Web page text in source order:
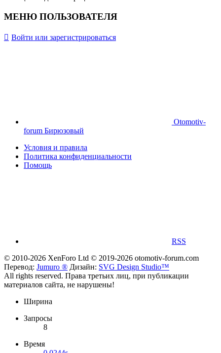
МЕНЮ ПОЛЬЗОВАТЕЛЯ
Войти или зарегистрироваться
Otomotiv-
forum Бирюзовый
Условия и правила
Политика конфиденциальности
Помощь
RSS
© 2010-2026 XenForo Ltd © 2019-2026 otomotiv-forum.com
Перевод: Jumuro ® Дизайн: SVG Design Studio™
All rights reserved. Права третьих лиц, при публикации
материалов сайта, не нарушены!
Ширина
Запросы
8
Время